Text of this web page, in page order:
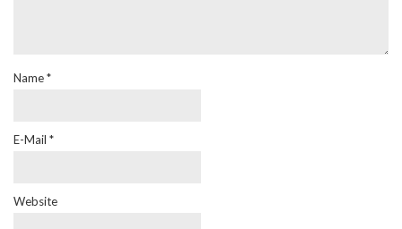
Name*
E-Mail *
Website